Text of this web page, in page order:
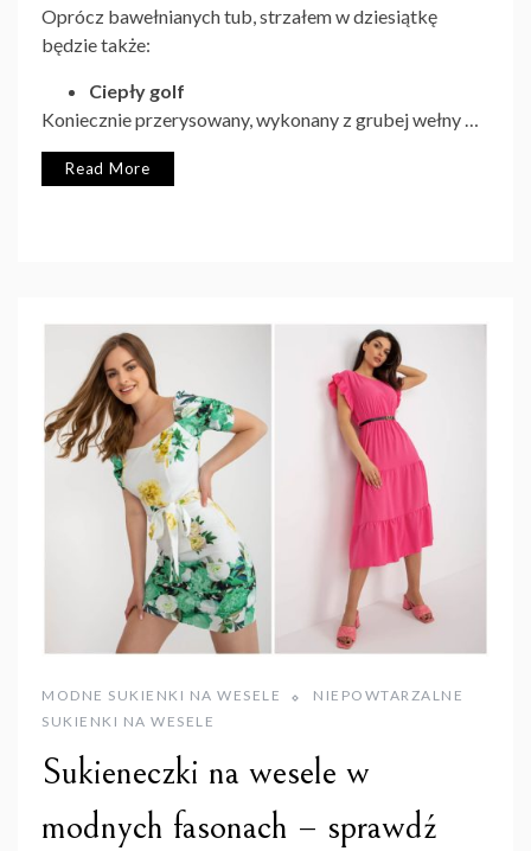
Oprócz bawełnianych tub, strzałem w dziesiątkę
będzie także:
Ciepły golf
Koniecznie przerysowany, wykonany z grubej wełny …
Read More
MODNE SUKIENKI NA WESELE
NIEPOWTARZALNE
SUKIENKI NA WESELE
Sukieneczki na wesele w
modnych fasonach – sprawdź